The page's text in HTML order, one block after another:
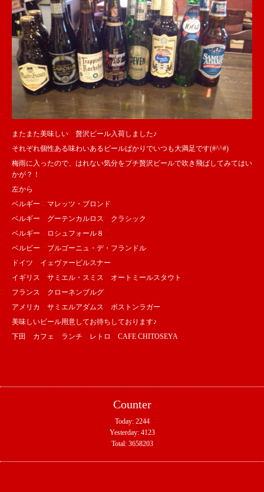
またまた美味しい 贅沢ビール入荷しました♪
それぞれ個性ある味わいあるビールばかりでいつも大満足です(#^^#)
梅雨に入ったので、はれない気分をプチ贅沢ビールで吹き飛ばしてみてはい
かが？！
左から
ベルギー マレッツ・ブロンド
ベルギー グーテンカルロス クラシック
ベルギー ロシュフォール８
ベルビー ブルゴーニュ・デ・フランドル
ドイツ イェヴァーピルスナー
イギリス サミエル・スミス オートミールスタウト
フランス クローネンブルグ
アメリカ サミエルアダムス ボストンラガー
美味しいビール用意してお待ちしております♪
下田 カフェ ランチ レトロ CAFE CHITOSEYA
Counter
Today: 2244
Yesterday: 4123
Total: 3658203